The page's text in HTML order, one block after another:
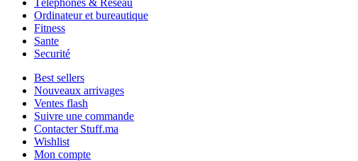
Téléphones & Reseau
Ordinateur et bureautique
Fitness
Sante
Securité
Best sellers
Nouveaux arrivages
Ventes flash
Suivre une commande
Contacter Stuff.ma
Wishlist
Mon compte